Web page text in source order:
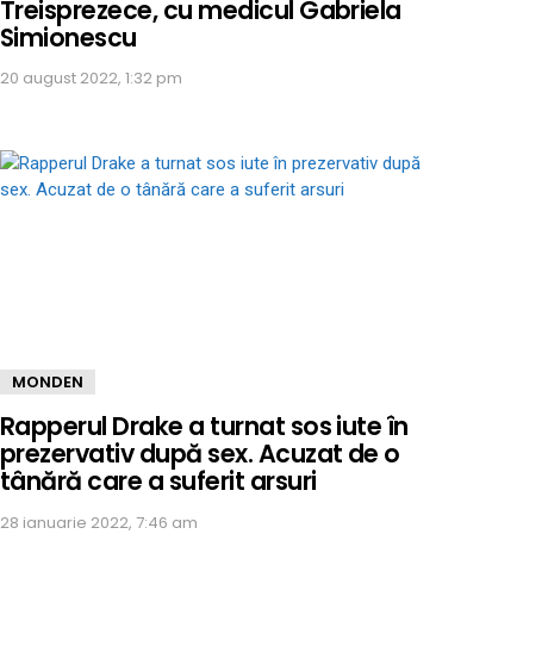
Treisprezece, cu medicul Gabriela
Simionescu
20 august 2022, 1:32 pm
MONDEN
Rapperul Drake a turnat sos iute în
prezervativ după sex. Acuzat de o
tânără care a suferit arsuri
28 ianuarie 2022, 7:46 am